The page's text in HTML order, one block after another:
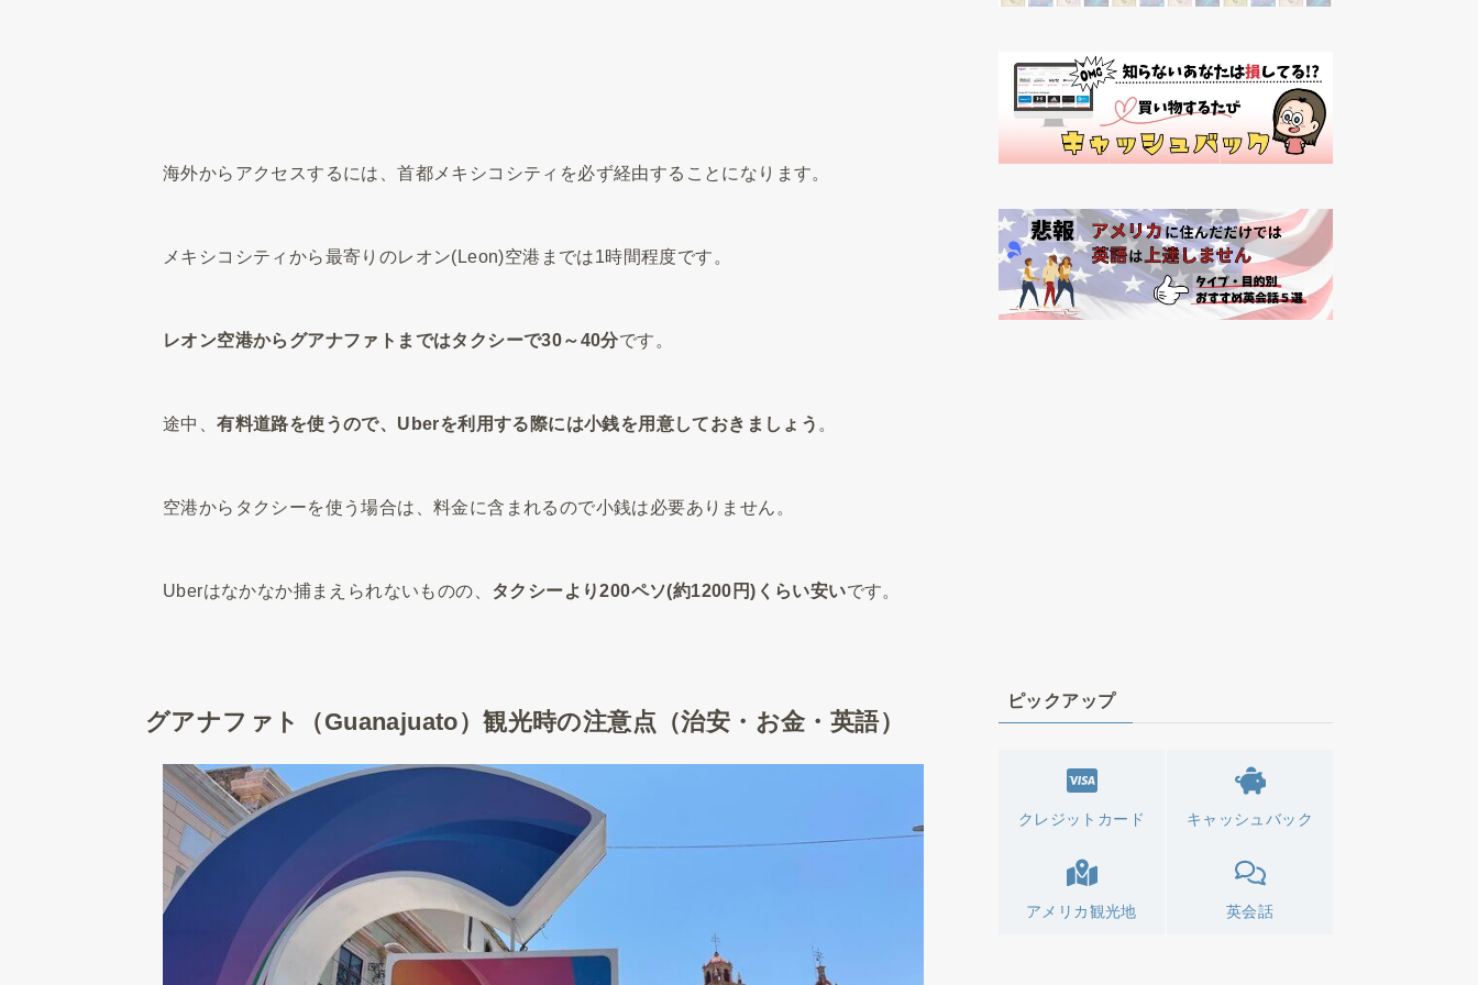
海外からアクセスするには、首都メキシコシティを必ず経由することになります。
メキシコシティから最寄りのレオン(Leon)空港までは1時間程度です。
レオン空港からグアナファトまではタクシーで30～40分です。
途中、有料道路を使うので、Uberを利用する際には小銭を用意しておきましょう 。
空港からタクシーを使う場合は、料金に含まれるので小銭は必要ありません。
Uberはなかなか捕まえられないものの、 タクシーより200ペソ(約1200円)くらい安いです。
グアナファト（Guanajuato）観光時の注意点（治安・お金・英語）
ピックアップ
クレジットカード キャッシュバック
アメリカ観光地 英会話